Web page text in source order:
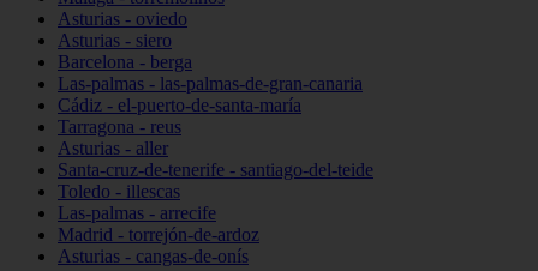
Asturias - oviedo
Asturias - siero
Barcelona - berga
Las-palmas - las-palmas-de-gran-canaria
Cádiz - el-puerto-de-santa-maría
Tarragona - reus
Asturias - aller
Santa-cruz-de-tenerife - santiago-del-teide
Toledo - illescas
Las-palmas - arrecife
Madrid - torrejón-de-ardoz
Asturias - cangas-de-onís